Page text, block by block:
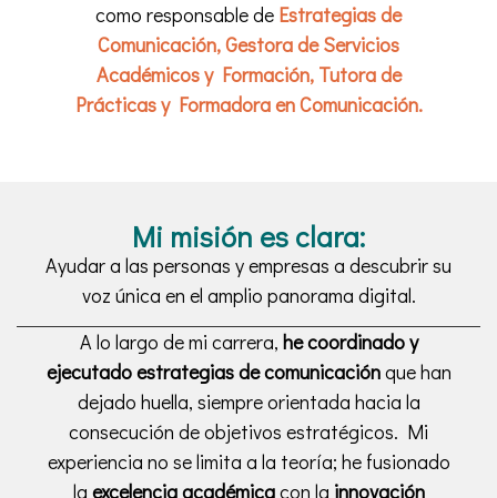
como responsable de Estrategias de
Comunicación, Gestora de Servicios
Académicos y Formación, Tutora de
Prácticas y Formadora en Comunicación.
Mi misión es clara:
Ayudar a las personas y empresas a descubrir su
voz única en el amplio panorama digital.
A lo largo de mi carrera, he coordinado y
ejecutado estrategias de comunicaciónque han
dejado huella, siempre orientada hacia la
consecución de objetivos estratégicos. Mi
experiencia no se limita a la teoría; he fusionado
la excelencia académicacon la innovación